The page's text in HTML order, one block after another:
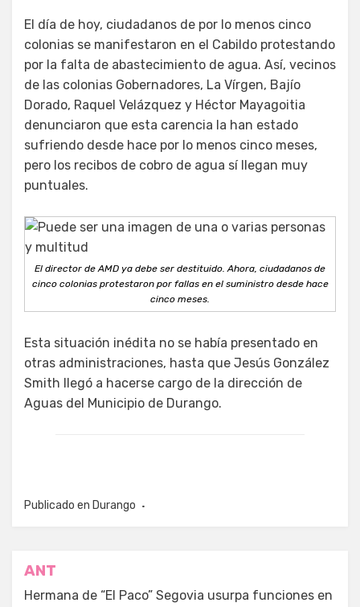
El día de hoy, ciudadanos de por lo menos cinco
colonias se manifestaron en el Cabildo protestando
por la falta de abastecimiento de agua. Así, vecinos
de las colonias Gobernadores, La Vírgen, Bajío
Dorado, Raquel Velázquez y Héctor Mayagoitia
denunciaron que esta carencia la han estado
sufriendo desde hace por lo menos cinco meses,
pero los recibos de cobro de agua sí llegan muy
puntuales.
El director de AMD ya debe ser destituido. Ahora, ciudadanos de
cinco colonias protestaron por fallas en el suministro desde hace
cinco meses.
Esta situación inédita no se había presentado en
otras administraciones, hasta que Jesús González
Smith llegó a hacerse cargo de la dirección de
Aguas del Municipio de Durango.
Publicado en Durango
Navegación
ANT
Hermana de “El Paco” Segovia usurpa funciones en